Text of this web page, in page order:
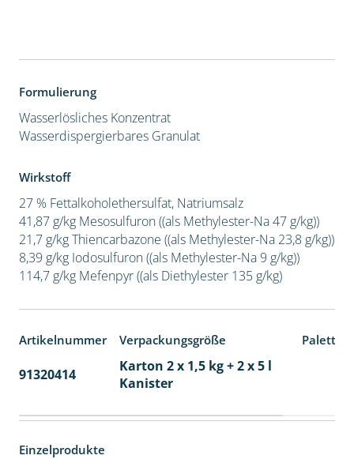
Formulierung
Wasserlösliches Konzentrat
Wasserdispergierbares Granulat
Wirkstoff
27 % Fettalkoholethersulfat, Natriumsalz
41,87 g/kg Mesosulfuron ((als Methylester-Na 47 g/kg))
21,7 g/kg Thiencarbazone ((als Methylester-Na 23,8 g/kg))
8,39 g/kg Iodosulfuron ((als Methylester-Na 9 g/kg))
114,7 g/kg Mefenpyr ((als Diethylester 135 g/kg)
Artikelnummer Verpackungsgröße
91320414
Karton 2 x 1,5 kg + 2 x 5 l
Kanister
Einzelprodukte